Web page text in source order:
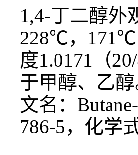
1,4-丁二醇
228℃，171℃
度1.0171（
于甲醇、乙
文名：
786-5， 化学